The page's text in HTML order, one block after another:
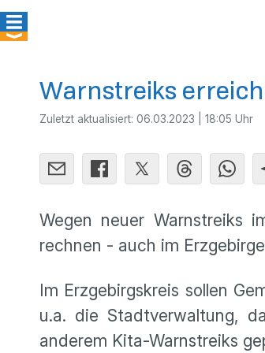
Warnstreiks
Zuletzt aktualisiert: 06.03.2023 | 18:05 Uhr
Wegen neuer Warnstreiks
rechnen - auch im
Im Erzgebirgskreis sollen
u.a. die Stadtverwaltung,
anderem Kita-Warnstreiks